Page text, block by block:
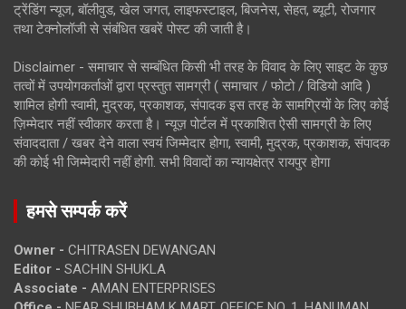
ट्रेंडिंग न्यूज, बॉलीवुड, खेल जगत, लाइफस्टाइल, बिजनेस, सेहत, ब्यूटी, रोजगार
तथा टेक्नोलॉजी से संबंधित खबरें पोस्ट की जाती है।
Disclaimer - समाचार से सम्बंधित किसी भी तरह के विवाद के लिए साइट के कुछ
तत्वों में उपयोगकर्ताओं द्वारा प्रस्तुत सामग्री ( समाचार / फोटो / विडियो आदि )
शामिल होगी स्वामी, मुद्रक, प्रकाशक, संपादक इस तरह के सामग्रियों के लिए कोई
ज़िम्मेदार नहीं स्वीकार करता है। न्यूज़ पोर्टल में प्रकाशित ऐसी सामग्री के लिए
संवाददाता / खबर देने वाला स्वयं जिम्मेदार होगा, स्वामी, मुद्रक, प्रकाशक, संपादक
की कोई भी जिम्मेदारी नहीं होगी. सभी विवादों का न्यायक्षेत्र रायपुर होगा
हमसे सम्पर्क करें
Owner - CHITRASEN DEWANGAN
Editor - SACHIN SHUKLA
Associate - AMAN ENTERPRISES